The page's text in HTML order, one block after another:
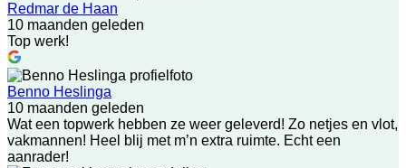
Redmar de Haan
10 maanden geleden
Top werk!
Benno Heslinga
10 maanden geleden
Wat een topwerk hebben ze weer geleverd! Zo netjes en vlot,
vakmannen! Heel blij met m’n extra ruimte. Echt een
aanrader!